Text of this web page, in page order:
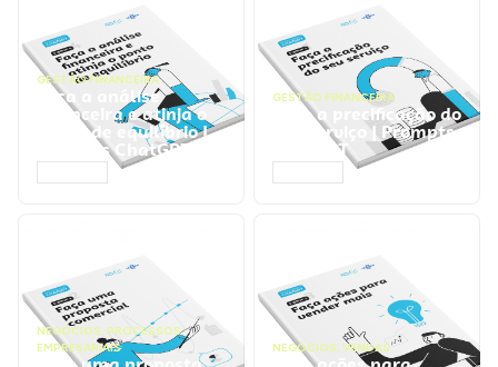
GESTÃO FINANCEIRA
Faça a análise
financeira e atinja o
ponto de equilíbrio |
Prompts ChatGPT
GESTÃO FINANCEIRA
Faça a precificação do
seu serviço | Prompts
ChatGPT
NEGÓCIOS, PROCESSOS
EMPRESARIAIS
NEGÓCIOS, VENDAS